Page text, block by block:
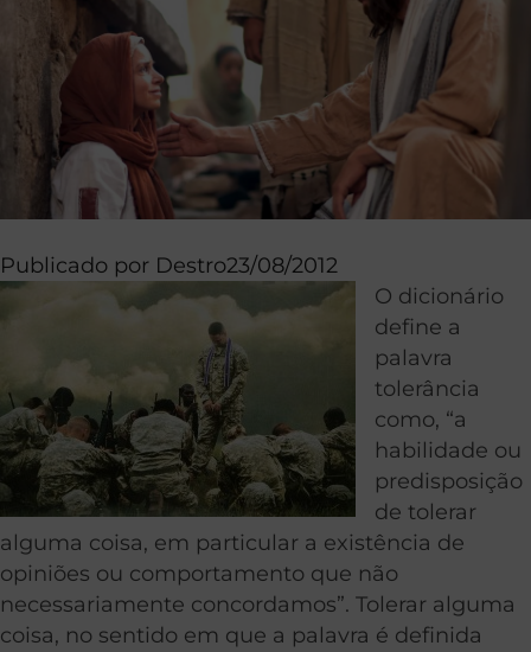
Publicado por Destro23/08/2012
O dicionário
define a
palavra
tolerância
como, “a
habilidade ou
predisposição
de tolerar
alguma coisa, em particular a existência de
opiniões ou comportamento que não
necessariamente concordamos”. Tolerar alguma
coisa, no sentido em que a palavra é definida